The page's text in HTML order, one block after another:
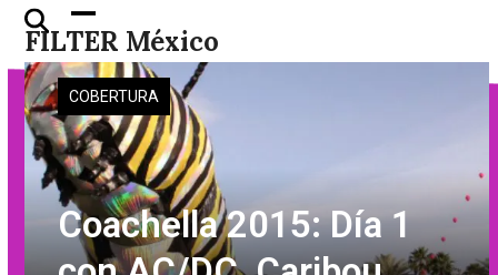
Skip
content
FILTER México
Open
mobile
menu
Close
mobile
menu
COBERTURA
Coachella 2015: Día 1